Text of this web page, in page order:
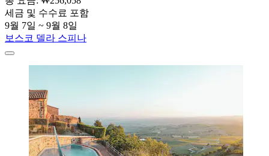
세금 및 수수료 포함
9월 7일 ~ 9월 8일
보스코 델라 스피나